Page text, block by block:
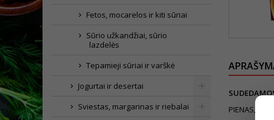
Fetos, mocarelos ir kiti sūriai
Sūrio užkandžiai, sūrio
lazdelės
Tepamieji sūriai ir varškė
Jogurtai ir desertai
Sviestas, margarinas ir riebalai
PIENAS,